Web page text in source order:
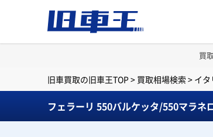
買
旧車買取の旧車王TOP > 買取相場検索 > イ
フェラーリ 550バルケッタ/550マラネ